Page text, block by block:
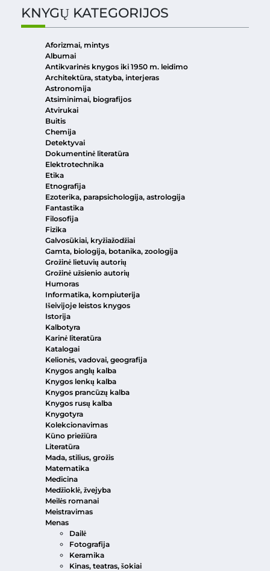
KNYGŲ KATEGORIJOS
Aforizmai, mintys
Albumai
Antikvarinės knygos iki 1950 m. leidimo
Architektūra, statyba, interjeras
Astronomija
Atsiminimai, biografijos
Atvirukai
Buitis
Chemija
Detektyvai
Dokumentinė literatūra
Elektrotechnika
Etika
Etnografija
Ezoterika, parapsichologija, astrologija
Fantastika
Filosofija
Fizika
Galvosūkiai, kryžiažodžiai
Gamta, biologija, botanika, zoologija
Grožinė lietuvių autorių
Grožinė užsienio autorių
Humoras
Informatika, kompiuterija
Išeivijoje leistos knygos
Istorija
Kalbotyra
Karinė literatūra
Katalogai
Kelionės, vadovai, geografija
Knygos anglų kalba
Knygos lenkų kalba
Knygos prancūzų kalba
Knygos rusų kalba
Knygotyra
Kolekcionavimas
Kūno priežiūra
Literatūra
Mada, stilius, grožis
Matematika
Medicina
Medžioklė, žvejyba
Meilės romanai
Meistravimas
Menas
Dailė
Fotografija
Keramika
Kinas, teatras, šokiai